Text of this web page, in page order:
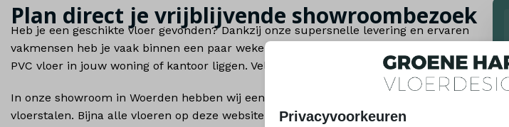
Plan direct je vrijblijvende showroombezoek
Heb je een geschikte vloer gevonden? Dankzij onze supersnelle levering en ervaren
vakmensen heb je vaak binnen een paar weken een mooie, duurzame en slijtvaste
PVC vloer in jouw woning of kantoor liggen. Vele jaren plezier gegarandeerd!
In onze showroom in Woerden hebben wij een uitgebreid assortiment aan
vloerstalen. Bijna alle vloeren op deze website zijn ook in onze showroom te
Privacyvoorkeuren